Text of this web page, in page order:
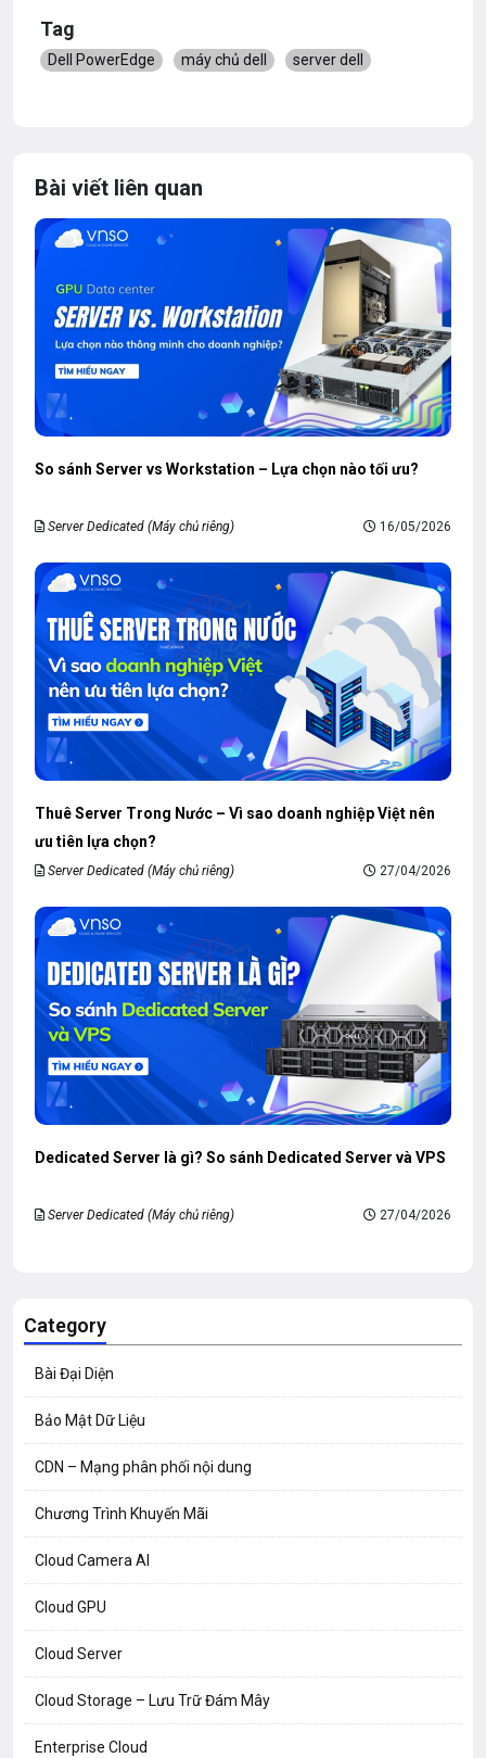
Tag
Dell PowerEdge máy chủ dell server dell
Bài viết liên quan
So sánh Server vs Workstation – Lựa chọn nào tối ưu?
Server Dedicated (Máy chủ riêng) 16/05/2026
Thuê Server Trong Nước – Vì sao doanh nghiệp Việt nên
ưu tiên lựa chọn?
Server Dedicated (Máy chủ riêng) 27/04/2026
Dedicated Server là gì? So sánh Dedicated Server và VPS
Server Dedicated (Máy chủ riêng) 27/04/2026
Category
Bài Đại Diện
Bảo Mật Dữ Liệu
CDN – Mạng phân phối nội dung
Chương Trình Khuyến Mãi
Cloud Camera AI
Cloud GPU
Cloud Server
Cloud Storage – Lưu Trữ Đám Mây
Enterprise Cloud